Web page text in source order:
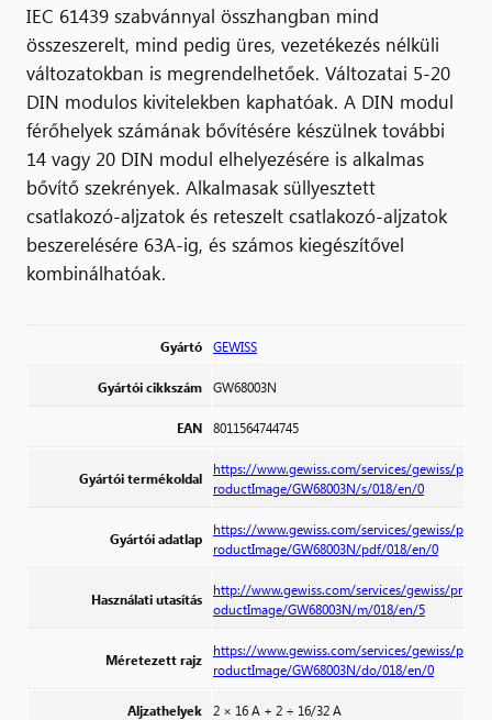
IEC 61439 szabvánnyal összhangban mind
összeszerelt, mind pedig üres, vezetékezés nélküli
változatokban is megrendelhetőek. Változatai 5-20
DIN modulos kivitelekben kaphatóak. A DIN modul
férőhelyek számának bővítésére készülnek további
14 vagy 20 DIN modul elhelyezésére is alkalmas
bővítő szekrények. Alkalmasak süllyesztett
csatlakozó-aljzatok és reteszelt csatlakozó-aljzatok
beszerelésére 63A-ig, és számos kiegészítővel
kombinálhatóak.
Gyártó GEWISS
Gyártói cikkszám GW68003N
EAN 8011564744745
Gyártói termékoldal
https://www.gewiss.com/services/gewiss/p
roductImage/GW68003N/s/018/en/0
Gyártói adatlap
https://www.gewiss.com/services/gewiss/p
roductImage/GW68003N/pdf/018/en/0
Használati utasítás
http://www.gewiss.com/services/gewiss/pr
oductImage/GW68003N/m/018/en/5
Méretezett rajz
https://www.gewiss.com/services/gewiss/p
roductImage/GW68003N/do/018/en/0
Aljzathelyek 2 × 16 A + 2 ÷ 16/32 A